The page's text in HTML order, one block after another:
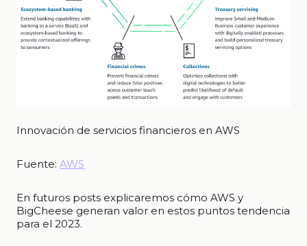
Innovación de servicios financieros en AWS
Fuente:AWS
En futuros posts explicaremos cómo AWS y
BigCheese generan valor en estos puntos tendencia
para el 2023.